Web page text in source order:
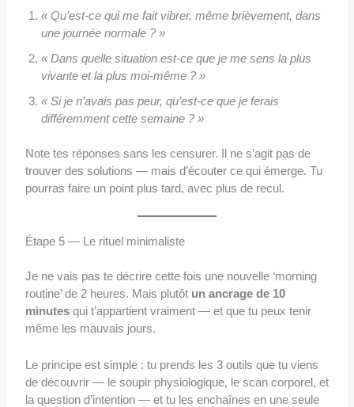
« Qu’est-ce qui me fait vibrer, même brièvement, dans
une journée normale ? »
« Dans quelle situation est-ce que je me sens la plus
vivante et la plus moi-même ? »
« Si je n’avais pas peur, qu’est-ce que je ferais
différemment cette semaine ? »
Note tes réponses sans les censurer. Il ne s’agit pas de
trouver des solutions — mais d’écouter ce qui émerge. Tu
pourras faire un point plus tard, avec plus de recul.
Étape 5 — Le rituel minimaliste
Je ne vais pas te décrire cette fois une nouvelle ‘morning
routine’ de 2 heures. Mais plutôt un ancrage de 10
minutesqui t’appartient vraiment — et que tu peux tenir
même les mauvais jours.
Le principe est simple : tu prends les 3 outils que tu viens
de découvrir — le soupir physiologique, le scan corporel, et
la question d’intention — et tu les enchaînes en une seule